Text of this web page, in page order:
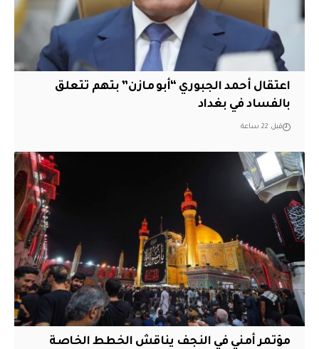
اعتقال أحمد الجبوري “أبو مازن” بتهم تتعلق
بالفساد في بغداد
قبل 22 ساعة
مؤتمر أمني في النجف يناقش الخطط الخاصة